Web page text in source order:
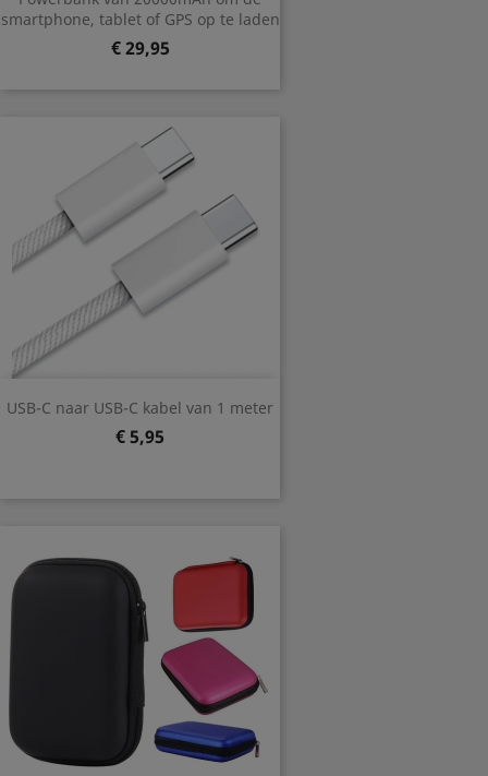
smartphone, tablet of GPS op te laden
Prijs
€ 29,95
USB-C naar USB-C kabel van 1 meter
Prijs
€ 5,95